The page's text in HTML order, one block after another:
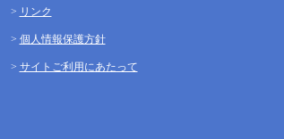
リンク
個人情報保護方針
サイトご利用にあたって